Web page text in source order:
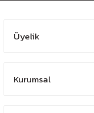
Üyelik
Kurumsal